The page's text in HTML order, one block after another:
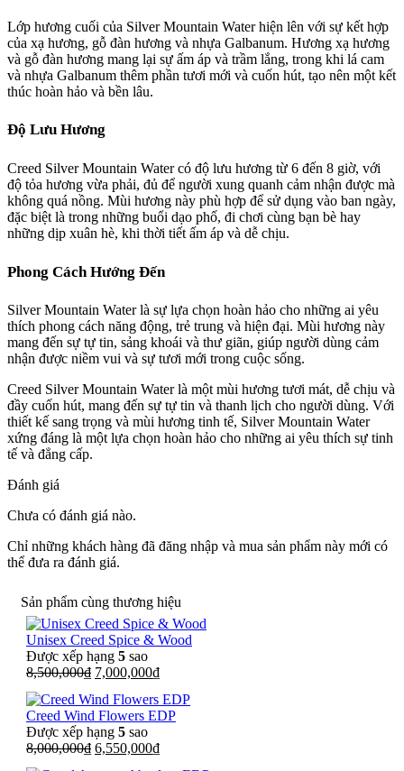
Lớp hương cuối của Silver Mountain Water hiện lên với sự kết hợp
của xạ hương, gỗ đàn hương và nhựa Galbanum. Hương xạ hương
và gỗ đàn hương mang lại sự ấm áp và trầm lắng, trong khi lá cam
và nhựa Galbanum thêm phần tươi mới và cuốn hút, tạo nên một kết
thúc hoàn hảo và bền lâu.
Độ Lưu Hương
Creed Silver Mountain Water có độ lưu hương từ 6 đến 8 giờ, với
độ tỏa hương vừa phải, đủ để người xung quanh cảm nhận được mà
không quá nồng. Mùi hương này phù hợp để sử dụng vào ban ngày,
đặc biệt là trong những buổi dạo phố, đi chơi cùng bạn bè hay
những dịp xuân hè, khi thời tiết ấm áp và dễ chịu.
Phong Cách Hướng Đến
Silver Mountain Water là sự lựa chọn hoàn hảo cho những ai yêu
thích phong cách năng động, trẻ trung và hiện đại. Mùi hương này
mang đến sự tự tin, sảng khoái và thư giãn, giúp người dùng cảm
nhận được niềm vui và sự tươi mới trong cuộc sống.
Creed Silver Mountain Water là một mùi hương tươi mát, dễ chịu và
đầy cuốn hút, mang đến sự tự tin và thanh lịch cho người dùng. Với
thiết kế sang trọng và mùi hương tinh tế, Silver Mountain Water
xứng đáng là một lựa chọn hoàn hảo cho những ai yêu thích sự tinh
tế và đẳng cấp.
Đánh giá
Chưa có đánh giá nào.
Chỉ những khách hàng đã đăng nhập và mua sản phẩm này mới có
thể đưa ra đánh giá.
Sản phẩm cùng thương hiệu
Unisex Creed Spice & Wood
Được xếp hạng 5 sao
8,500,000₫ Giá
là:
8,500,000₫.
7,000,000₫Giá
tại
là:
Creed Wind Flowers EDP
Được xếp hạng 5 sao
8,000,000₫ Giá
6,550,000₫Giá